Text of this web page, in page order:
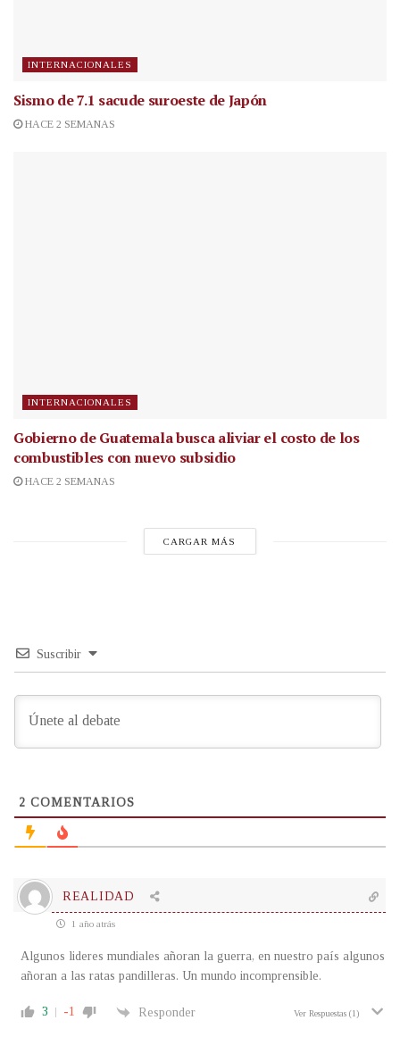
INTERNACIONALES
Sismo de 7.1 sacude suroeste de Japón
HACE 2 SEMANAS
INTERNACIONALES
Gobierno de Guatemala busca aliviar el costo de los
combustibles con nuevo subsidio
HACE 2 SEMANAS
CARGAR MÁS
Suscribir
2 COMENTARIOS
REALIDAD
1 año atrás
Algunos lideres mundiales añoran la guerra, en nuestro país algunos
añoran a las ratas pandilleras. Un mundo incomprensible.
3 -1 Responder Ver Respuestas (1)